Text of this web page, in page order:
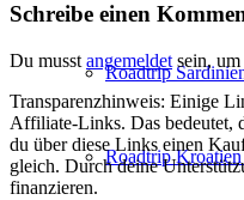
Roadtrip
Roadtrip
Schreibe einen
Du musst angemeldet sein,
Transparenzhinweis: Einige
Affiliate-Links. Das bedeutet,
du über diese Links einen
gleich. Durch deine
finanzieren.